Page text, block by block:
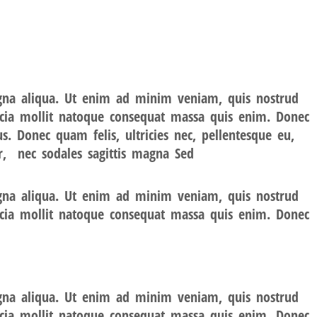
aliqua. Ut enim ad minim veniam, quis nostrud
mollit natoque consequat massa quis enim. Donec
quam felis, ultricies nec, pellentesque eu,
sodales sagittis magna Sed
aliqua. Ut enim ad minim veniam, quis nostrud
mollit natoque consequat massa quis enim. Donec
aliqua. Ut enim ad minim veniam, quis nostrud